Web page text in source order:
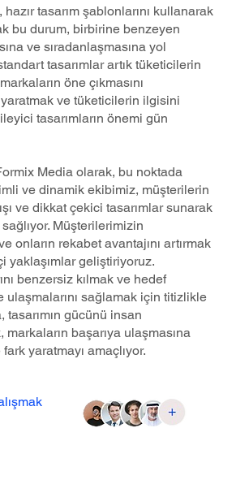
tasarım şablonlarını kullanarak
bu durum, birbirine benzeyen
ve sıradanlaşmasına yol
tasarımlar artık tüketicilerin
öne çıkmasını
yaratmak ve tüketicilerin ilgisini
tasarımların önemi gün
Media olarak, bu noktada
ve dinamik ekibimiz, müşterilerin
ve dikkat çekici tasarımlar sunarak
sağlıyor. Müşterilerimizin
onların rekabet avantajını artırmak
yaklaşımlar geliştiriyoruz.
benzersiz kılmak ve hedef
sağlamak için titizlikle
tasarımın gücünü insan
başarıya ulaşmasına
yaratmayı amaçlıyor.